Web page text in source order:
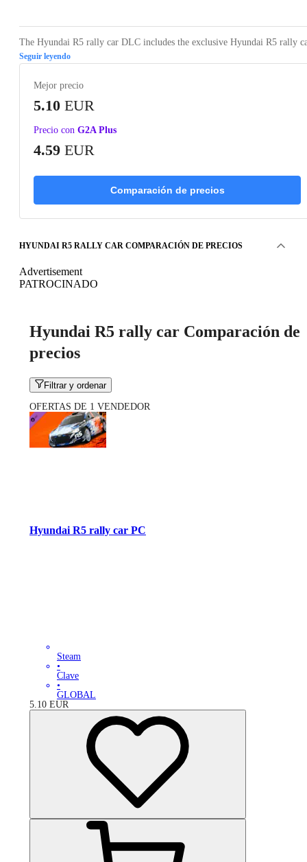
The Hyundai R5 rally car DLC includes the exclusive Hyundai R5 rally
Seguir leyendo
Mejor precio
5.10 EUR
Precio con G2A Plus
4.59 EUR
Comparación de precios
HYUNDAI R5 RALLY CAR COMPARACIÓN DE PRECIOS
Advertisement
PATROCINADO
Hyundai R5 rally car Comparación de
precios
Filtrar y ordenar
OFERTAS DE 1 VENDEDOR
Hyundai R5 rally car PC
Steam
•
Clave
•
GLOBAL
5.10 EUR